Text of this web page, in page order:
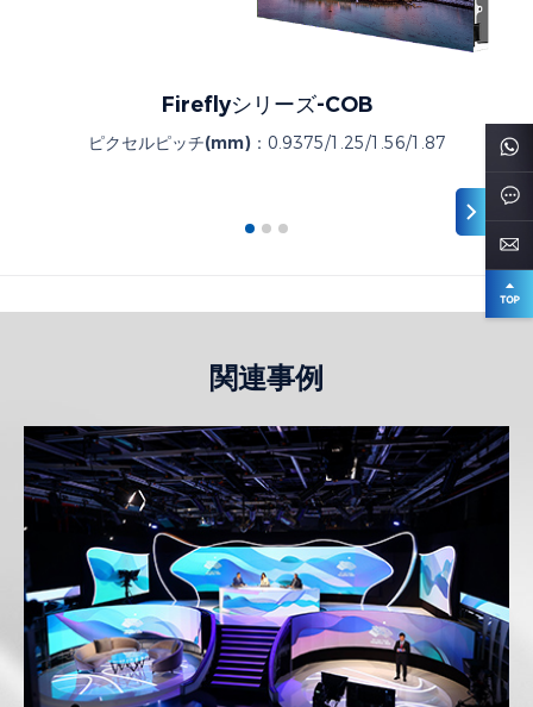
Fireflyシリーズ-COB
ピクセルピッチ(mm)： 0.9375/1.25/1.56/1.87
関連事例